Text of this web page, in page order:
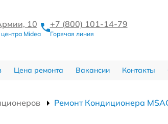
10
Midea
+7 (800) 101-14-79
Горячая линия
Цена ремонта Вакансии Контакты
Ремонт Кондиционера